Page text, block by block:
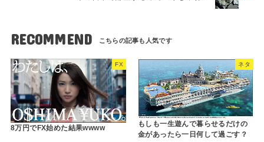
RECOMMEND
FX
8万円でFX始めた結果wwww
ネタ
もしも一生遊んで暮らせるだけの
金があったら一日何して過ごす？